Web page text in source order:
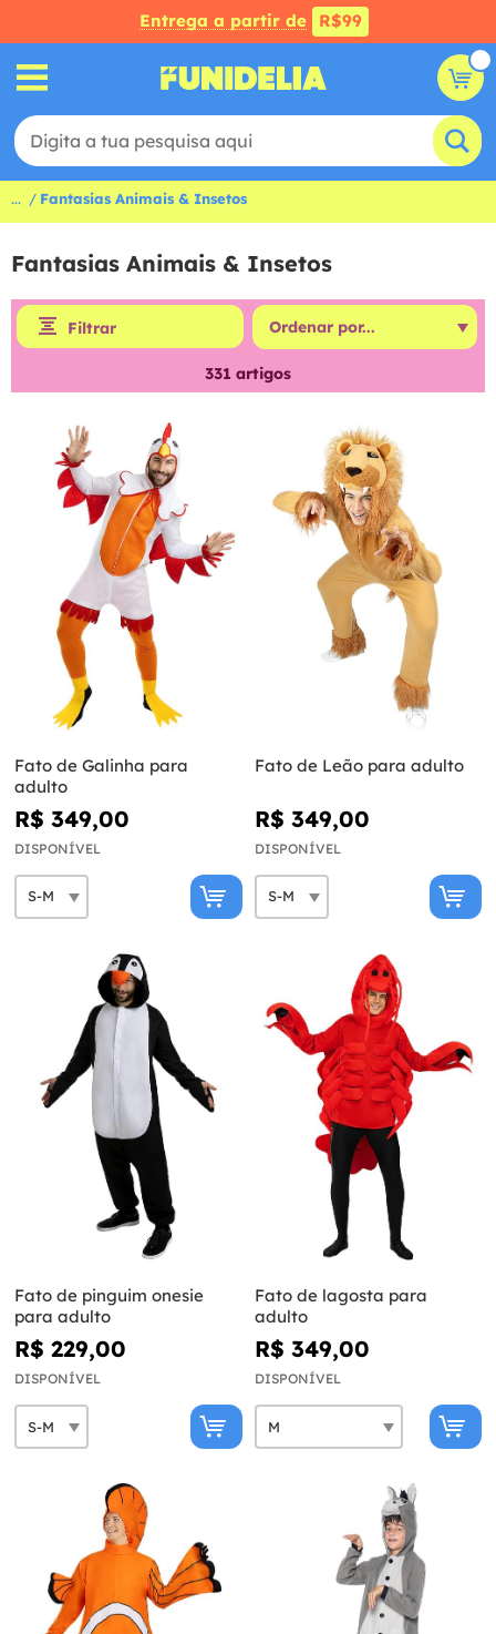
Entrega a partir de R$99
... Fantasias Animais & Insetos
Fantasias Animais & Insetos
Filtrar
331 artigos
Fato de Galinha para
adulto
R$ 349,00
DISPONÍVEL
Fato de Leão para adulto
R$ 349,00
DISPONÍVEL
Fato de pinguim onesie
para adulto
R$ 229,00
DISPONÍVEL
Fato de lagosta para
adulto
R$ 349,00
DISPONÍVEL